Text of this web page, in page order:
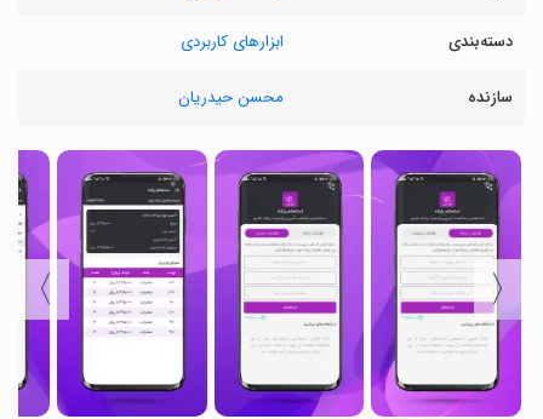
دسته‌بندی ابزارهای کاربردی
سازنده محسن حیدریان
〈
〉